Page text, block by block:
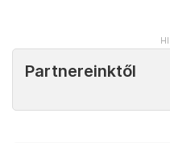
Partnereinktől